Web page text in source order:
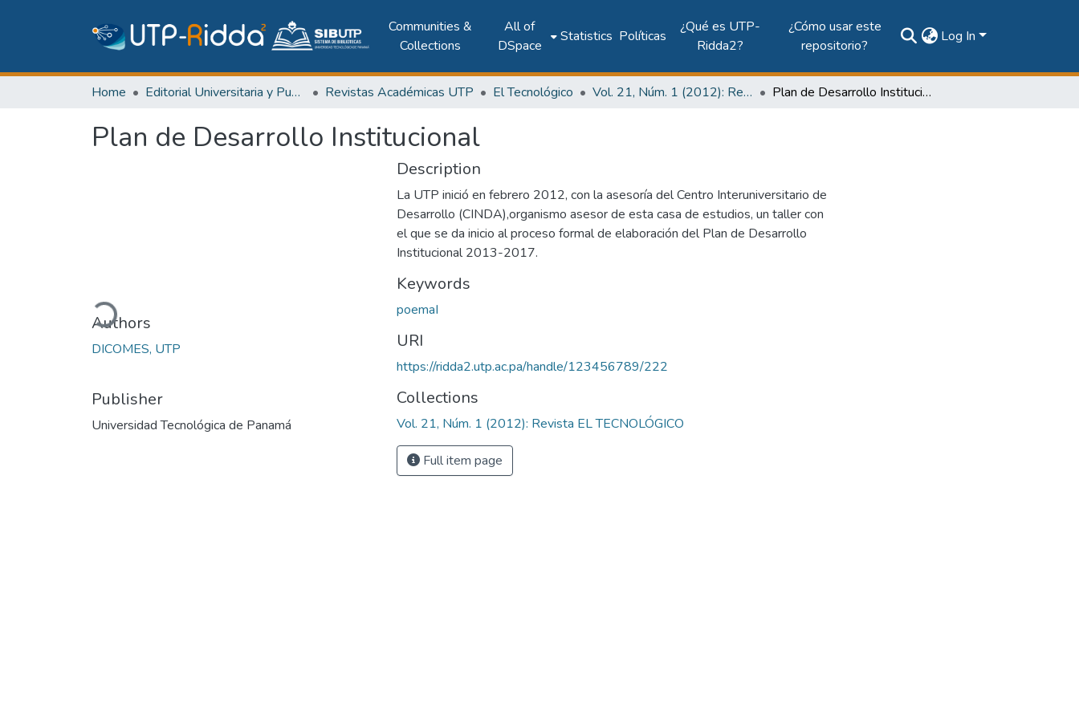
Communities &
Collections
All of
DSpace
Statistics Políticas
¿Qué es UTP-
Ridda2?
¿Cómo usar este
repositorio?
Log In
Home Editorial Universitaria y Publicaciones Seriadas Revistas Académicas UTP El Tecnológico Vol. 21, Núm. 1 (2012): Revista EL TECNOLÓGICO Plan de Desarrollo Institucional
Plan de Desarrollo Institucional
Loading...
Authors
DICOMES, UTP
Publisher
Universidad Tecnológica de Panamá
Description
La UTP inició en febrero 2012, con la asesoría del Centro Interuniversitario de
Desarrollo (CINDA),organismo asesor de esta casa de estudios, un taller con
el que se da inicio al proceso formal de elaboración del Plan de Desarrollo
Institucional 2013-2017.
Keywords
poemaI
URI
https://ridda2.utp.ac.pa/handle/123456789/222
Collections
Vol. 21, Núm. 1 (2012): Revista EL TECNOLÓGICO
Full item page